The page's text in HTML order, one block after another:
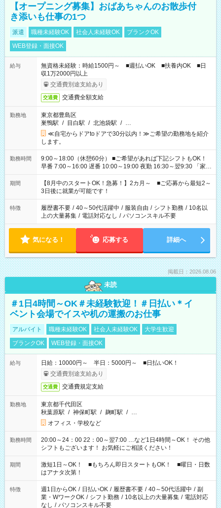
【オープニング募集】おばあちゃんのお散歩付
き添いも仕事の1つ
派遣 職種未経験OK 社会人未経験OK
ブランクOK
WEB登録・面接OK
給与
無資格未経験：時給1500円～ ■週払いOK ■扶養内OK ■日
収1万2000円以上
交通費別途支給あり
交通費 交通費全額支給
勤務地
東京都豊島区
巣鴨駅 / 目白駅 / 北池袋駅 / …
≪自宅からドアtoドアで30分以内！≫ご希望の勤務地を紹介
します。
勤務時間
9:00～18:00（休憩60分） ■ご希望があれば下記シフトもOK！
早番 7:00～16:00 遅番 10:00～19:00 夜勤 16:30～翌9:30 「家族
と休みを合わせたい」 「余裕を持って夕飯の準備がしたい」
「できれば残業はしたくない」 など、ご希望を教えてください
ね。 ※Wワーク希望の方へ 今ご覧のお仕事で希望する勤務時間
と、もう1つのお仕事の勤務時間。 合計で週40時間を超える場
合は応募できません。
期間
【8月中のスタートOK！急募！】2カ月～ ■ご応募から最短2～
3日後に就業が可能です！
特徴 履歴書不要 / 40～50代活躍中 / 服装自由 / シフト勤務 / 10名以
上の大量募集 / 電話対応なし / パソコンスキル不要
気になる！ 応募する 詳細へ
掲載日：2026.08.06
未読
＃1日4時間～OK＃未経験歓迎！＃日払い＊イ
ベント会場でイスや机の運搬のお仕事
アルバイト 職種未経験OK 社会人未経験OK
大学生歓迎
ブランクOK
WEB登録・面接OK
給与
日給：10000円～ 半日：5000円～ ■日払いOK！
交通費別途支給あり
交通費 交通費規定支給
勤務地
東京都千代田区
秋葉原駅 / 神保町駅 / 麹町駅 / …
オフィス・学校など
勤務時間
20:00～24：00 22：00～翌7:00 …など1日4時間～OK！ その他
シフトもございます！ お気軽にご相談ください！
期間
激短1日～OK！ ■もちろん即日スタートもOK！ ■曜日・日数
はアナタ次第！
特徴 週1日からOK / 日払いOK / 履歴書不要 / 40～50代活躍中 / 副
業・WワークOK / シフト勤務 / 10名以上の大量募集 / 電話対応
なし / パソコンスキル不要